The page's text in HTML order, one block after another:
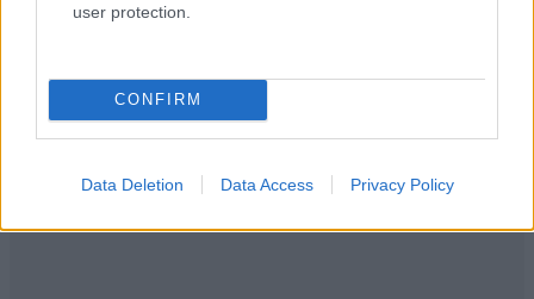
user protection.
CONFIRM
Data Deletion Data Access Privacy Policy